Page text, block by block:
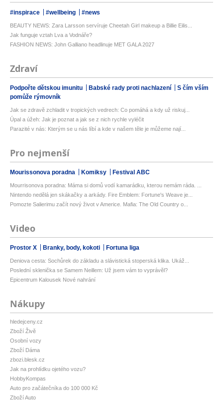
#inspirace #wellbeing #news
BEAUTY NEWS: Zara Larsson servíruje Cheetah Girl makeup a Billie Eilis...
Jak funguje vztah Lva a Vodnáře?
FASHION NEWS: John Galliano headlinuje MET GALA 2027
Zdraví
Podpořte dětskou imunitu Babské rady proti nachlazení
S čím vším
pomůže rýmovník
Jak se zdravě zchladit v tropických vedrech: Co pomáhá a kdy už riskuj...
Úpal a úžeh: Jak je poznat a jak se z nich rychle vyléčit
Parazité v nás: Kterým se u nás líbí a kde v našem těle je můžeme nají...
Pro nejmenší
Mourissonova poradna Komiksy Festival ABC
Mourrisonova poradna: Máma si domů vodí kamarádku, kterou nemám ráda. ...
Nintendo nedělá jen skákačky a arkády. Fire Emblem: Fortune's Weave je...
Pomozte Salierimu začít nový život v Americe. Mafia: The Old Country o...
Video
Prostor X Branky, body, kokoti Fortuna liga
Deniova cesta: Sochůrek do základu a slávistická stoperská klika. Ukáž...
Poslední sklenička se Samem Neillem: Už jsem vám to vyprávěl?
Epicentrum Kalousek Nové nahrání
Nákupy
hledejceny.cz
Zboží Živě
Osobní vozy
Zboží Dáma
zbozi.blesk.cz
Jak na prohlídku ojetého vozu?
HobbyKompas
Auto pro začátečníka do 100 000 Kč
Zboží Auto